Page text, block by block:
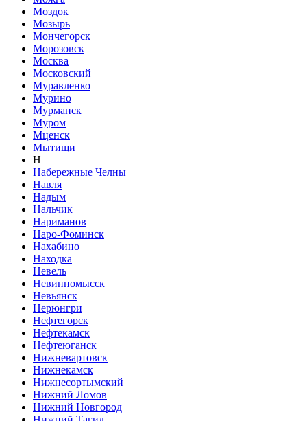
Моздок
Мозырь
Мончегорск
Морозовск
Москва
Московский
Муравленко
Мурино
Мурманск
Муром
Мценск
Мытищи
Н
Набережные Челны
Навля
Надым
Нальчик
Нариманов
Наро-Фоминск
Нахабино
Находка
Невель
Невинномысск
Невьянск
Нерюнгри
Нефтегорск
Нефтекамск
Нефтеюганск
Нижневартовск
Нижнекамск
Нижнесортымский
Нижний Ломов
Нижний Новгород